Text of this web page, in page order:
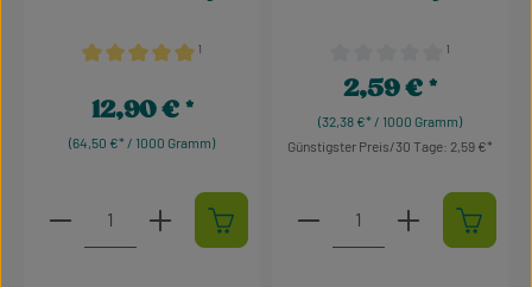
Durchschnittliche Bewertung von 5 von 5 Sternen
¹
(64,50 €* / 1000 Gramm)
Regulärer Preis:
12,90 €
Produkt Anzahl: Gib den gewünschten Wert ein
Durchschnittliche
¹
(32,38 €* / 1000 Gramm)
Regulärer Preis:
2,59 €
Günstigster Preis/30 Tage: 2,59 €
Produkt Anzahl: Gib